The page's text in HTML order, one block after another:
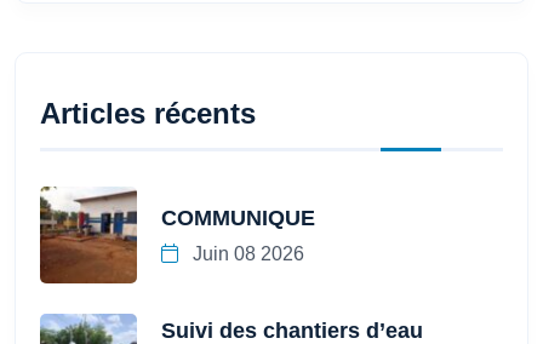
Articles récents
COMMUNIQUE
Juin 08 2026
Suivi des chantiers d’eau